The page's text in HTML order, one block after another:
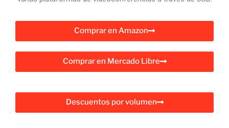
Comprar en Amazon
Comprar en Mercado Libre
Descuentos por volumen